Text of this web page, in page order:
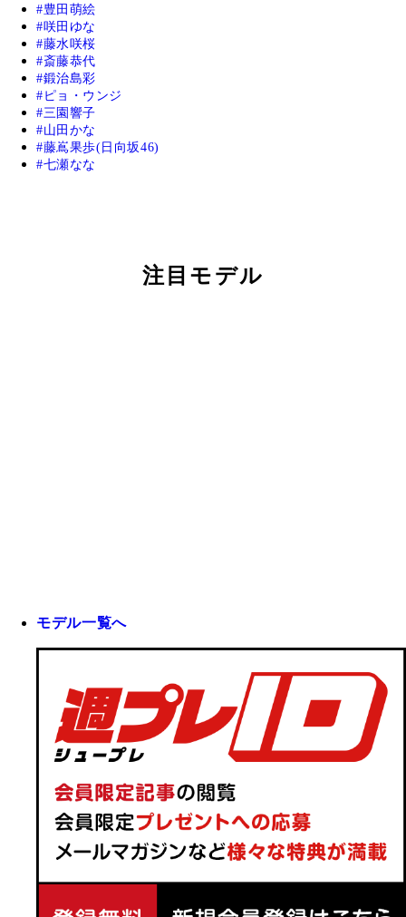
豊田萌絵
咲田ゆな
藤水咲桜
斎藤恭代
鍛治島彩
ピョ・ウンジ
三園響子
山田かな
藤嶌果歩(日向坂46)
七瀬なな
注目モデル
モデル一覧へ